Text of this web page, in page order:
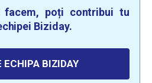
facem, poți contribui tu
Biziday.
ECHIPA BIZIDAY